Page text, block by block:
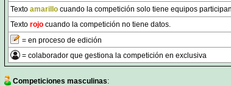
Texto amarillo cuando la competición solo tiene equipos
Texto rojo cuando la competición no tiene datos.
= en proceso de edición
= colaborador que gestiona la competición en exclusiva
Competiciones masculinas: